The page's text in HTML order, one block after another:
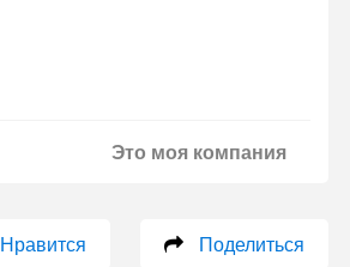
Это моя компания
Нравится Поделиться